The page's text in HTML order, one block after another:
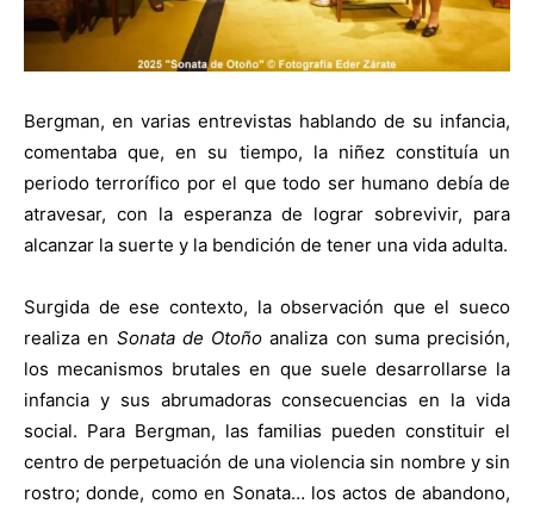
Bergman, en varias entrevistas hablando de su infancia,
comentaba que, en su tiempo, la niñez constituía un
periodo terrorífico por el que todo ser humano debía de
atravesar, con la esperanza de lograr sobrevivir, para
alcanzar la suerte y la bendición de tener una vida adulta.
Surgida de ese contexto, la observación que el sueco
realiza en Sonata de Otoño analiza con suma precisión,
los mecanismos brutales en que suele desarrollarse la
infancia y sus abrumadoras consecuencias en la vida
social. Para Bergman, las familias pueden constituir el
centro de perpetuación de una violencia sin nombre y sin
rostro; donde, como en Sonata… los actos de abandono,